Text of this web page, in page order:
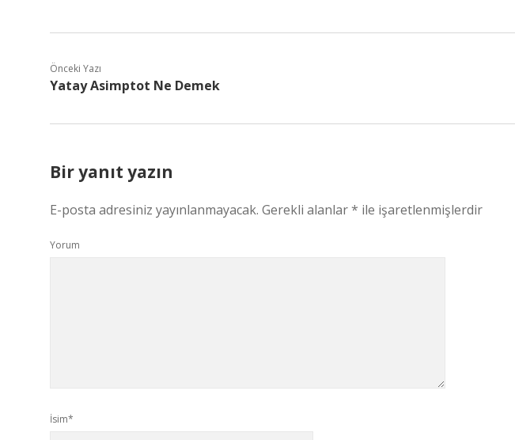
Önceki Yazı
Yatay Asimptot Ne Demek
Bir yanıt yazın
E-posta adresiniz yayınlanmayacak. Gerekli alanlar* ile işaretlenmişlerdir
Yorum
İsim*